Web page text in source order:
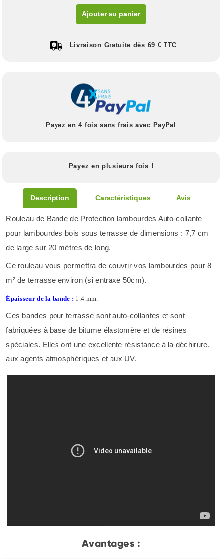
Ajouter au panier
Livraison Gratuite dès 69 € TTC
Payez en 4 fois sans frais avec PayPal
Payez en plusieurs fois !
Description Caractéristiques Avis
Rouleau de Bande de Protection lambourdes Auto-collante
pour lambourdes bois sous terrasse de dimensions : 7,7 cm
de large sur 20 mètres de long.
Ce rouleau vous permettra de couvrir vos lambourdes pour 8
m² de terrasse environ (si entraxe 50cm).
Épaisseur de la bande : 1.4 mm.
Ces bandes pour terrasse sont auto-collantes et sont
fabriquées à base de bitume élastomère et de résines
spéciales. Elles ont une excellente résistance à la déchirure,
aux agents atmosphériques et aux UV.
Avantages :